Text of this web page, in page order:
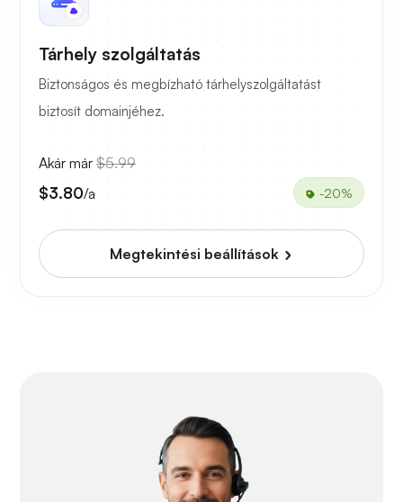
Tárhely szolgáltatás
Biztonságos és megbízható tárhelyszolgáltatást
biztosít domainjéhez.
Akár már $5.99
$3.80/a -20%
Megtekintési beállítások